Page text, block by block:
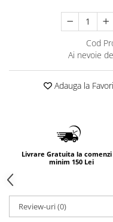
Cod
Ai nevoie
Adauga la
Livrare Gratuita la comenzi
minim 150 Lei
Review-uri(0)